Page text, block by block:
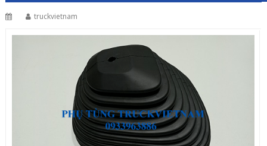
truckvietnam